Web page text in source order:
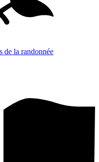
de la randonnée